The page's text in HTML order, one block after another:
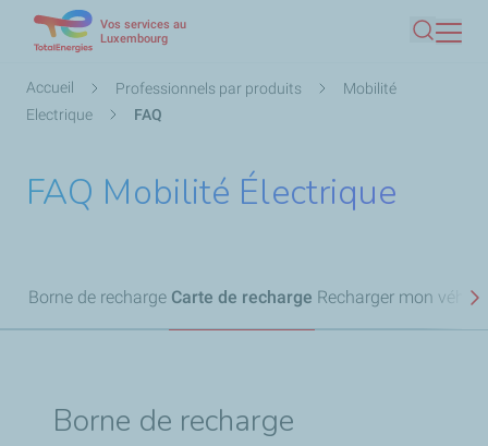
contenu
Vos services au
Luxembourg
Fil
d'Ariane
Accueil Professionnels par produits
Mobilité
Electrique
FAQ
FAQ Mobilité Électrique
Borne de recharge Carte de recharge Recharger mon
Borne de recharge